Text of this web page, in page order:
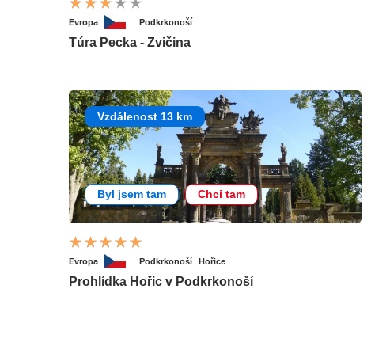
Evropa Podkrkonoší
Túra Pecka - Zvičina
Vzdálenost 13 km
Byl jsem tam Chci tam
Evropa Podkrkonoší Hořice
Prohlídka Hořic v Podkrkonoší